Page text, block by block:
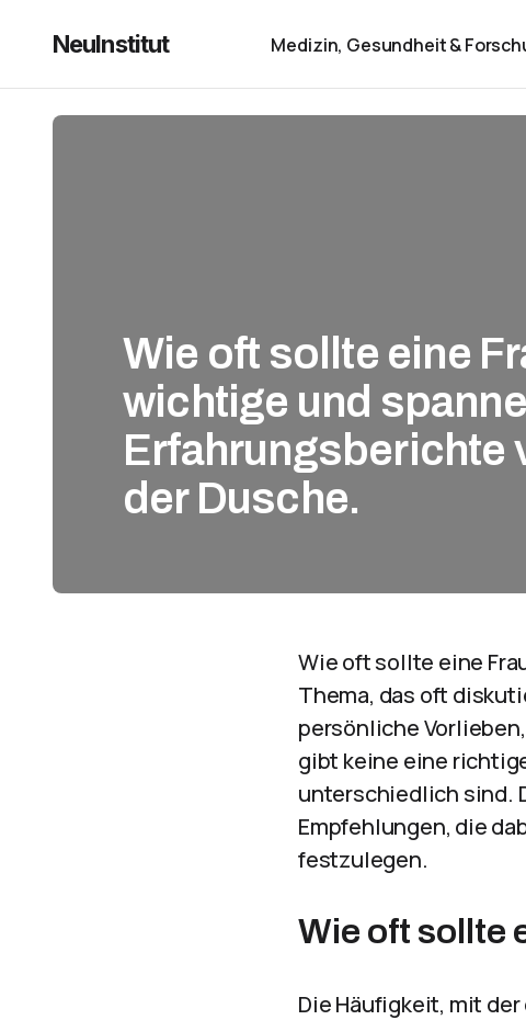
NeuInstitut Medizin, Gesundheit &
Wie oft sollte eine
wichtige und
Erfahrungsberichte
der Dusche.
Wie oft sollte eine
Thema, das oft
persönliche
gibt keine eine
unterschiedlich sind.
Empfehlungen, die
festzulegen.
Wie oft sollte
Die Häufigkeit, mit